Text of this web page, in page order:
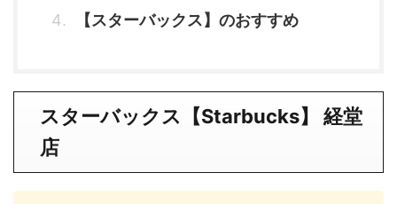
【スターバックス】のおすすめ
スターバックス【Starbucks】 経堂
店